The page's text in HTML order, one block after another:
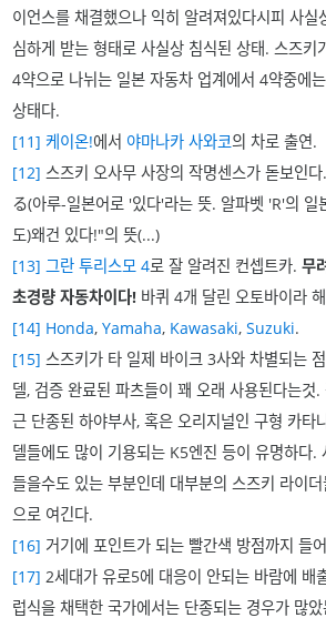
이언스를 채결했으나 익히 알려져있다시피 사실
심하게 받는 형태로 사실상 침식된 상태. 스즈키
4약으로 나뉘는 일본 자동차 업계에서 4약중에
상태다.
[11] 케이온!에서 야마나카 사와코의 차로 출연.
[12] 스즈키 오사무 사장의 작명센스가 돋보인
る(아루-일본어로 '있다'라는 뜻. 알파벳 'R'의 일
도)왜건 있다!"의 뜻(...)
[13] 그란 투리스모 4로 잘 알려진 컨셉트카.무
초경량 자동차이다! 바퀴 4개 달린 오토바이라
[14] Honda,Yamaha, Kawasaki,Suzuki.
[15] 스즈키가 타 일제 바이크 3사와 차별되는
델, 검증 완료된 파츠들이 꽤 오래 사용된다는것.
근 단종된 하야부사, 혹은 오리지널인 구형 카타
델들에도 많이 기용되는 K5엔진 등이 유명하다.
들을수도 있는 부분인데 대부분의 스즈키 라이
으로 여긴다.
[16] 거기에 포인트가 되는 빨간색 방점까지 들
[17] 2세대가 유로5에 대응이 안되는 바람에 배
럽식을 채택한 국가에서는 단종되는 경우가 많